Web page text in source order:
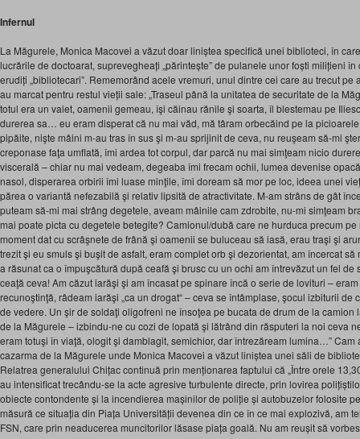
Infernul
La Măgurele, Monica Macovei a văzut doar liniștea specifică unei biblioteci, în
lucrările de doctoarat, suprevegheați „părintește” de pulanele unor foști milițieni
erudiți „bibliotecari”. Rememorând acele vremuri, unul dintre cei care au trecut
au marcat pentru restul vieții sale: „Traseul până la unitatea de securitate de la
totul era un vaiet, oamenii gemeau, îşi căinau rănile şi soarta, îl blestemau pe
durerea sa… eu eram disperat că nu mai văd, mă târam orbecăind pe la
pipăite, nişte mâini m-au tras în sus şi m-au sprijinit de ceva, nu reuşeam să-mi
creponase faţa umflată, îmi ardea tot corpul, dar parcă nu mai simţeam nicio
viscerală – chiar nu mai vedeam, degeaba îmi frecam ochii, lumea devenise
nasol, disperarea orbirii îmi luase minţile, îmi doream să mor pe loc, ideea unei
părea o variantă nefezabilă şi relativ lipsită de atractivitate. M-am strâns de gât
puteam să-mi mai strâng degetele, aveam mâinile cam zdrobite, nu-mi simţeam
mai poate picta cu degetele betegite? Camionul/dubă care ne hurduca precum
moment dat cu scrâşnete de frână şi oamenii se buluceau să iasă, erau traşi şi
trezit şi eu smuls şi buşit de asfalt, eram complet orb şi dezorientat, am încercat
a răsunat ca o împuşcătură după ceafă şi brusc cu un ochi am întrevăzut un fel
ceaţă ceva! Am căzut iarăşi şi am încasat pe spinare încă o serie de lovituri –
recunoştinţă, râdeam iarăşi „ca un drogat“ – ceva se întâmplase, şocul izbiturii de
de vedere. Un şir de soldaţi oligofreni ne însoţea pe bucata de drum de la
de la Măgurele – izbindu-ne cu cozi de lopată şi lătrând din răsputeri la noi ceva
eram totuşi în viaţă, ologit şi damblagit, semichior, dar întrezăream lumina…” Cam
cazarma de la Măgurele unde Monica Macovei a văzut liniștea unei săli de
Relatrea generalului Chițac continuă prin menționarea faptului că „Între orele
au intensificat trecându-se la acte agresive turbulente directe, prin lovirea
obiecte contondente și la incendierea mașinilor de poliție și autobuzelor folosite
măsură ce situația din Piața Universității devenea din ce în ce mai explozivă, am
FSN, care prin neaducerea muncitorilor lăsase piața goală. Nu am reușit să